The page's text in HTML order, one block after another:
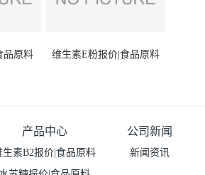
品原料 维生素E粉报价|食品原料
产品中心
生素B2报价|食品原料
公司新闻
新闻资讯